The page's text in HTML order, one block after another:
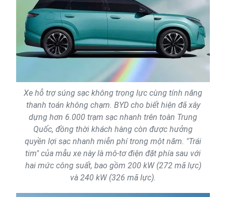
Xe hỗ trợ súng sạc không trọng lực cùng tính năng
thanh toán không chạm. BYD cho biết hiện đã xây
dựng hơn 6.000 trạm sạc nhanh trên toàn Trung
Quốc, đồng thời khách hàng còn được hưởng
quyền lợi sạc nhanh miễn phí trong một năm. "Trái
tim" của mẫu xe này là mô-tơ điện đặt phía sau với
hai mức công suất, bao gồm 200 kW (272 mã lực)
và 240 kW (326 mã lực).